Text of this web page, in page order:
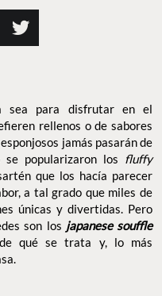
sea para disfrutar en el
rellenos o de sabores
jamás pasarán de
se popularizaron los fluffy
que los hacía parecer
a tal grado que miles de
únicas y divertidas. Pero
son los japanese souffle
qué se trata y, lo más